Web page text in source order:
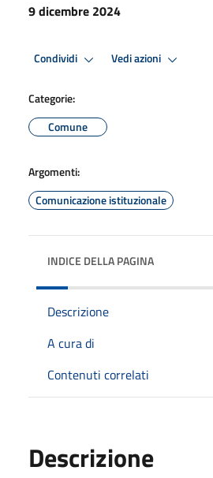
9 dicembre 2024
Condividi Vedi azioni
Categorie:
Comune
Argomenti:
Comunicazione istituzionale
INDICE DELLA PAGINA
Descrizione
A cura di
Contenuti correlati
Descrizione